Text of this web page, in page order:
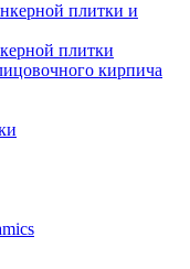
плитки и
плитки
кирпича